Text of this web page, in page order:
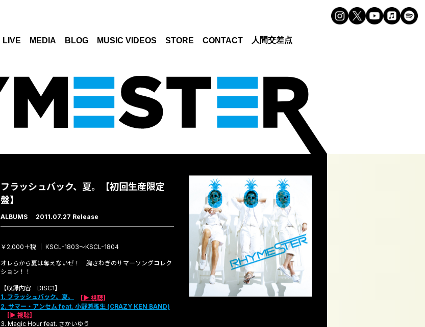
LIVE MEDIA BLOG MUSIC VIDEOS STORE CONTACT 人間交差点
フラッシュバック、夏。【初回生産限定
盤】
ALBUMS 2011.07.27 Release
￥2,000＋税 ｜ KSCL-1803～KSCL-1804
オレらから夏は奪えないぜ！ 胸さわぎのサマーソングコレク
ション！！
【収録内容 DISC1】
1. フラッシュバック、夏。
2. サマー・アンセム feat. 小野瀬雅生 (CRAZY KEN BAND)
3. Magic Hour feat. さかいゆう